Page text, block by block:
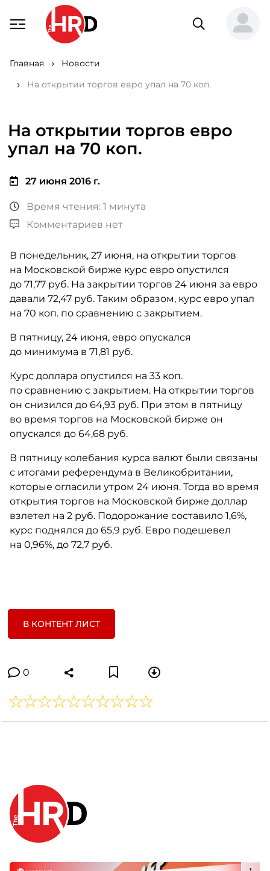
Главная
Новости
На открытии торгов евро упал на 70 коп.
На открытии торгов евро
упал на 70 коп.
27 июня 2016 г.
Время чтения: 1 минута
Комментариев нет
В понедельник, 27 июня, на открытии торгов
на Московской бирже курс евро опустился
до 71,77 руб. На закрытии торгов 24 июня за евро
давали 72,47 руб. Таким образом, курс евро упал
на 70 коп. по сравнению с закрытием.
В пятницу, 24 июня, евро опускался
до минимума в 71,81 руб.
Курс доллара опустился на 33 коп.
по сравнению с закрытием. На открытии торгов
он снизился до 64,93 руб. При этом в пятницу
во время торгов на Московской бирже он
опускался до 64,68 руб.
В пятницу колебания курса валют были связаны
с итогами референдума в Великобритании,
которые огласили утром 24 июня. Тогда во время
открытия торгов на Московской бирже доллар
взлетел на 2 руб. Подорожание составило 1,6%,
курс поднялся до 65,9 руб. Евро подешевел
на 0,96%, до 72,7 руб.
В КОНТЕНТ ЛИСТ
0